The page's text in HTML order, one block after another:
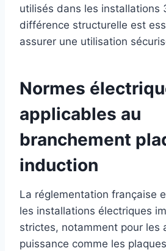
utilisés dans les installations
différence structurelle est
assurer une utilisation
Normes
applicables au
branchement
induction
La réglementation française
les installations électriques
strictes, notamment pour les
puissance comme les